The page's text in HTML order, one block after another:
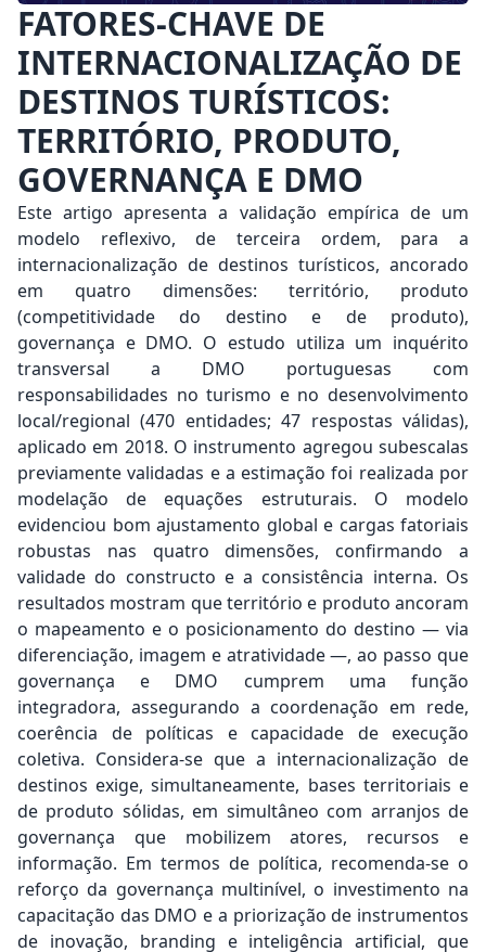
FATORES-CHAVE DE
INTERNACIONALIZAÇÃO DE
DESTINOS TURÍSTICOS:
TERRITÓRIO, PRODUTO,
GOVERNANÇA E DMO
Este artigo apresenta a validação empírica de um
modelo reflexivo, de terceira ordem, para a
internacionalização de destinos turísticos, ancorado
em quatro dimensões: território, produto
(competitividade do destino e de produto),
governança e DMO. O estudo utiliza um inquérito
transversal a DMO portuguesas com
responsabilidades no turismo e no desenvolvimento
local/regional (470 entidades; 47 respostas válidas),
aplicado em 2018. O instrumento agregou subescalas
previamente validadas e a estimação foi realizada por
modelação de equações estruturais. O modelo
evidenciou bom ajustamento global e cargas fatoriais
robustas nas quatro dimensões, confirmando a
validade do constructo e a consistência interna. Os
resultados mostram que território e produto ancoram
o mapeamento e o posicionamento do destino — via
diferenciação, imagem e atratividade —, ao passo que
governança e DMO cumprem uma função
integradora, assegurando a coordenação em rede,
coerência de políticas e capacidade de execução
coletiva. Considera-se que a internacionalização de
destinos exige, simultaneamente, bases territoriais e
de produto sólidas, em simultâneo com arranjos de
governança que mobilizem atores, recursos e
informação. Em termos de política, recomenda-se o
reforço da governança multinível, o investimento na
capacitação das DMO e a priorização de instrumentos
de inovação, branding e inteligência artificial, que